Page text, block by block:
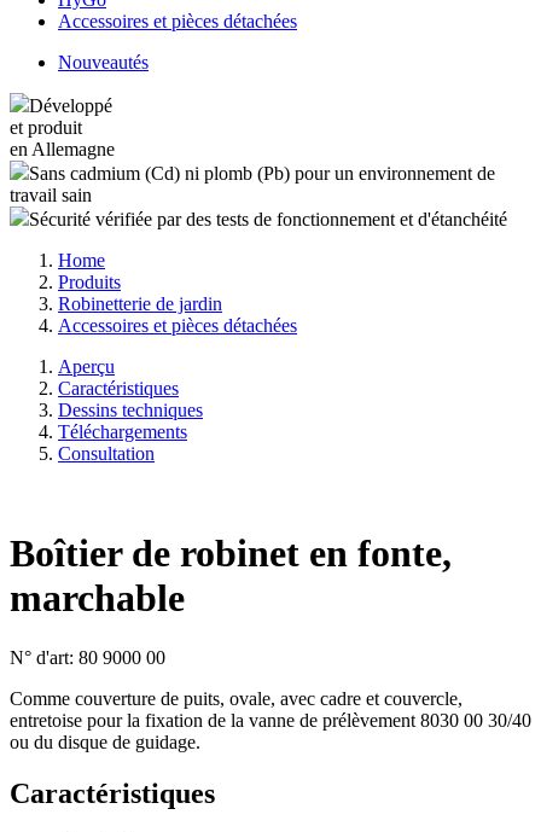
Accessoires et pièces détachées
Nouveautés
Développé
et produit
en Allemagne
Sans cadmium (Cd) ni plomb (Pb) pour un environnement de
travail sain
Sécurité vérifiée par des tests de fonctionnement et d'étanchéité
Home
Produits
Robinetterie de jardin
Accessoires et pièces détachées
Aperçu
Caractéristiques
Dessins techniques
Téléchargements
Consultation
Boîtier de robinet en fonte,
marchable
N° d'art: 80 9000 00
Comme couverture de puits, ovale, avec cadre et couvercle,
entretoise pour la fixation de la vanne de prélèvement 8030 00 30/40
ou du disque de guidage.
Caractéristiques